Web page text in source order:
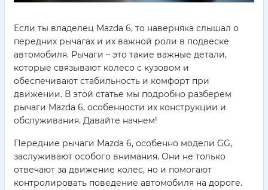
Если ты владелец Mazda 6, то наверняка слышал о
передних рычагах и их важной роли в подвеске
автомобиля. Рычаги – это такие важные детали,
которые связывают колесо с кузовом и
обеспечивают стабильность и комфорт при
движении. В этой статье мы подробно разберем
рычаги Mazda 6, особенности их конструкции и
обслуживания. Давайте начнем!
Передние рычаги Mazda 6, особенно модели GG,
заслуживают особого внимания. Они не только
отвечают за движение колес, но и помогают
контролировать поведение автомобиля на дороге.